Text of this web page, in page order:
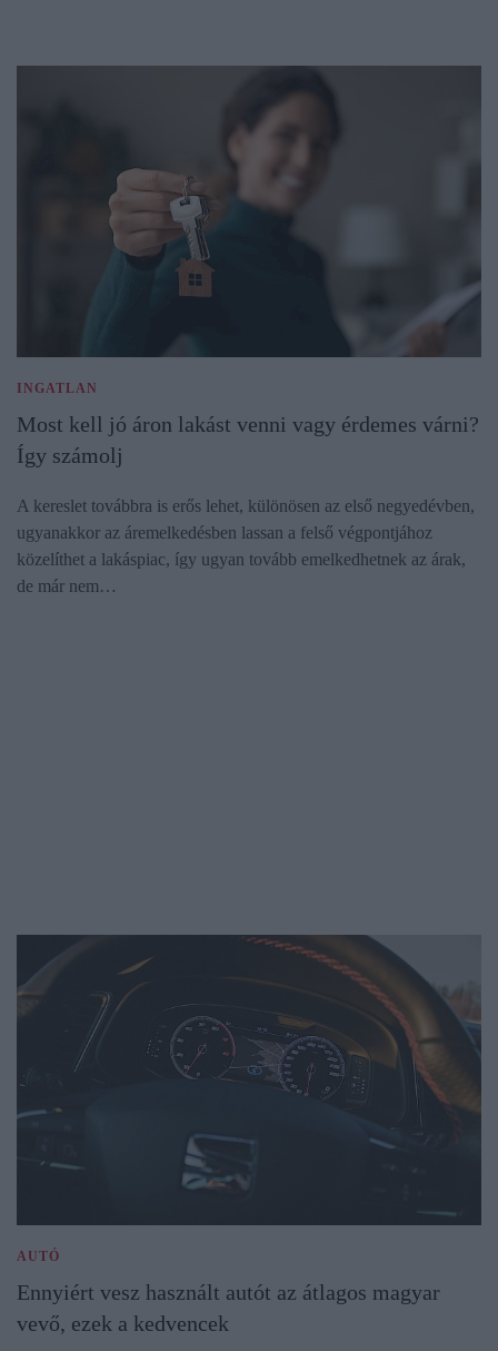
INGATLAN
Most kell jó áron lakást venni vagy érdemes várni?
Így számolj
A kereslet továbbra is erős lehet, különösen az első negyedévben,
ugyanakkor az áremelkedésben lassan a felső végpontjához
közelíthet a lakáspiac, így ugyan tovább emelkedhetnek az árak,
de már nem…
AUTÓ
Ennyiért vesz használt autót az átlagos magyar
vevő, ezek a kedvencek